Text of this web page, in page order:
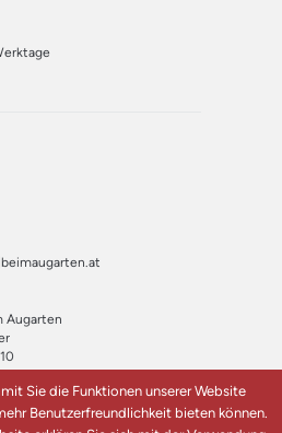
Augarten
Sie die Funktionen unserer Website
Benutzerfreundlichkeit bieten können.